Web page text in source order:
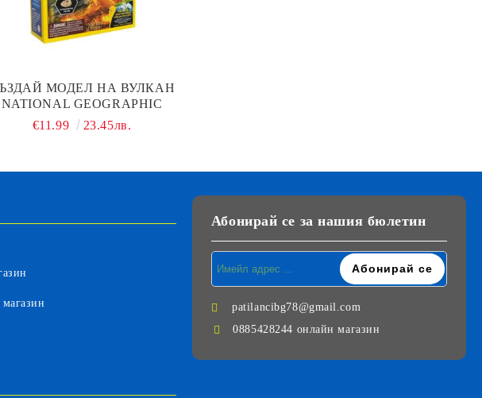
МОДЕЛ НА ВУЛКАН
NATIONAL GEOGRAPHIC
€11.99
23.45лв.
Абонирай се за нашия бюлетин
patilancibg78@gmail.com
0885428244 онлайн магазин